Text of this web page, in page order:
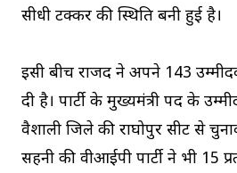
सीधी टक्कर की स्थिति बनी हुई है।
इसी बीच राजद ने अपने 143
दी है। पार्टी के मुख्यमंत्री पद के
वैशाली जिले की राघोपुर सीट से
सहनी की वीआईपी पार्टी ने भी 15